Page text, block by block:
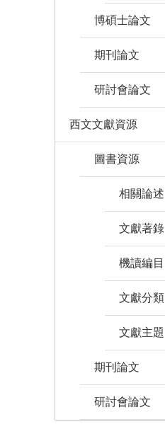
博碩士論文
期刊論文
研討會論文
西文文獻資源
圖書資源
相關論述
文獻著錄
機讀編目
文獻分類
文獻主題
期刊論文
研討會論文